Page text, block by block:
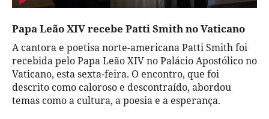
Papa Leão XIV recebe Patti Smith no Vaticano
A cantora e poetisa norte-americana Patti Smith foi
recebida pelo Papa Leão XIV no Palácio Apostólico no
Vaticano, esta sexta-feira. O encontro, que foi
descrito como caloroso e descontraído, abordou
temas como a cultura, a poesia e a esperança.